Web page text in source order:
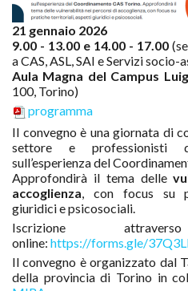
21 gennaio 2026
9.00 - 13.00 e 14.00 - 17.00
a CAS, ASL, SAI e Servizi socio-
Aula Magna del Campus
100, Torino)
programma
Il convegno è una giornata di
settore e professionisti
sull’esperienza del
Approfondirà il tema delle
accoglienza, con focus su
giuridici e psicosociali.
Iscrizione
online: https://forms.gle/
Il convegno è organizzato dal
della provincia di Torino in